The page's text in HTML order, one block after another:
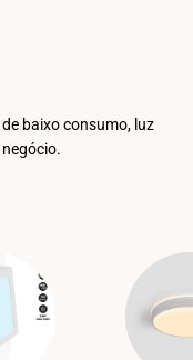
baixo consumo, luz